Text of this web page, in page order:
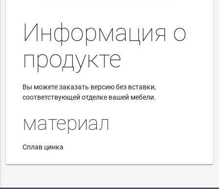
Информация о
продукте
Вы можете заказать версию без вставки,
соответствующей отделке вашей мебели.
материал
Сплав цинка